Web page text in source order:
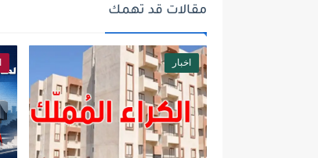
مقالات قد تهمك
اخبار